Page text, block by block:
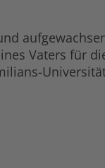
Vaters für